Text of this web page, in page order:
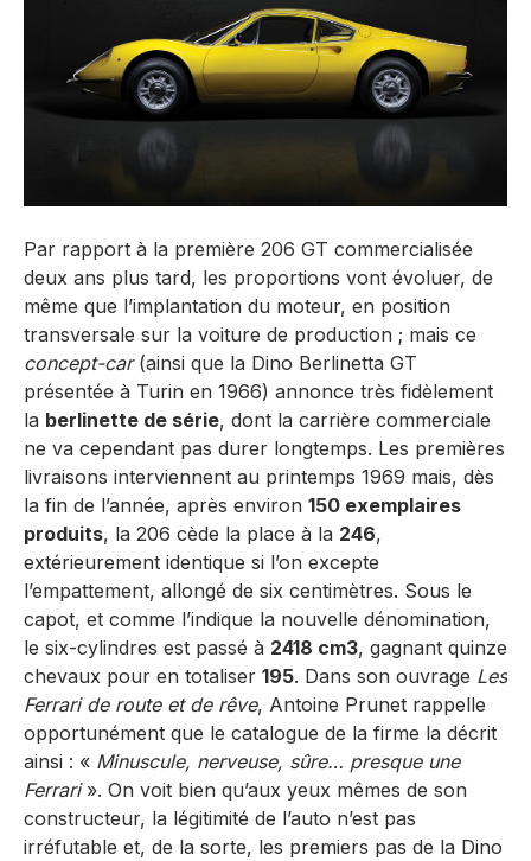
Par rapport à la première 206 GT commercialisée
deux ans plus tard, les proportions vont évoluer, de
même que l’implantation du moteur, en position
transversale sur la voiture de production ; mais ce
concept-car(ainsi que la Dino Berlinetta GT
présentée à Turin en 1966) annonce très fidèlement
la berlinette de série, dont la carrière commerciale
ne va cependant pas durer longtemps. Les premières
livraisons interviennent au printemps 1969 mais, dès
la fin de l’année, après environ 150 exemplaires
produits, la 206 cède la place à la 246,
extérieurement identique si l’on excepte
l’empattement, allongé de six centimètres. Sous le
capot, et comme l’indique la nouvelle dénomination,
le six-cylindres est passé à 2418 cm3, gagnant quinze
chevaux pour en totaliser 195. Dans son ouvrage Les
Ferrari de route et de rêve, Antoine Prunet rappelle
opportunément que le catalogue de la firme la décrit
ainsi : « Minuscule, nerveuse, sûre… presque une
Ferrari». On voit bien qu’aux yeux mêmes de son
constructeur, la légitimité de l’auto n’est pas
irréfutable et, de la sorte, les premiers pas de la Dino